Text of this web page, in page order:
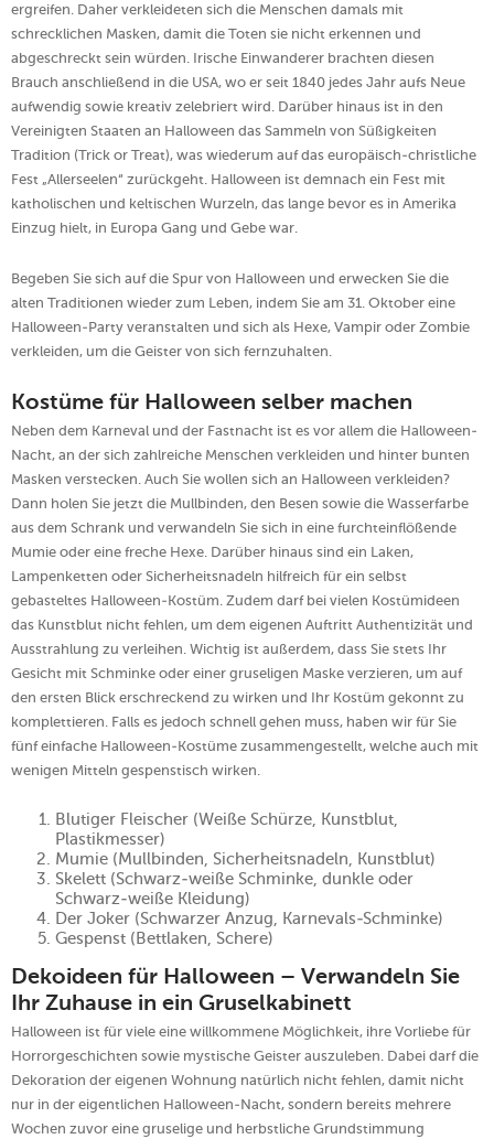
ergreifen. Daher verkleideten sich die Menschen damals mit
schrecklichen Masken, damit die Toten sie nicht erkennen und
abgeschreckt sein würden. Irische Einwanderer brachten diesen
Brauch anschließend in die USA, wo er seit 1840 jedes Jahr aufs Neue
aufwendig sowie kreativ zelebriert wird. Darüber hinaus ist in den
Vereinigten Staaten an Halloween das Sammeln von Süßigkeiten
Tradition (Trick or Treat), was wiederum auf das europäisch-christliche
Fest „Allerseelen“ zurückgeht. Halloween ist demnach ein Fest mit
katholischen und keltischen Wurzeln, das lange bevor es in Amerika
Einzug hielt, in Europa Gang und Gebe war.
Begeben Sie sich auf die Spur von Halloween und erwecken Sie die
alten Traditionen wieder zum Leben, indem Sie am 31. Oktober eine
Halloween-Party veranstalten und sich als Hexe, Vampir oder Zombie
verkleiden, um die Geister von sich fernzuhalten.
Kostüme für Halloween selber machen
Neben dem Karneval und der Fastnacht ist es vor allem die Halloween-
Nacht, an der sich zahlreiche Menschen verkleiden und hinter bunten
Masken verstecken. Auch Sie wollen sich an Halloween verkleiden?
Dann holen Sie jetzt die Mullbinden, den Besen sowie die Wasserfarbe
aus dem Schrank und verwandeln Sie sich in eine furchteinflößende
Mumie oder eine freche Hexe. Darüber hinaus sind ein Laken,
Lampenketten oder Sicherheitsnadeln hilfreich für ein selbst
gebasteltes Halloween-Kostüm. Zudem darf bei vielen Kostümideen
das Kunstblut nicht fehlen, um dem eigenen Auftritt Authentizität und
Ausstrahlung zu verleihen. Wichtig ist außerdem, dass Sie stets Ihr
Gesicht mit Schminke oder einer gruseligen Maske verzieren, um auf
den ersten Blick erschreckend zu wirken und Ihr Kostüm gekonnt zu
komplettieren. Falls es jedoch schnell gehen muss, haben wir für Sie
fünf einfache Halloween-Kostüme zusammengestellt, welche auch mit
wenigen Mitteln gespenstisch wirken.
Blutiger Fleischer (Weiße Schürze, Kunstblut,
Plastikmesser)
Mumie (Mullbinden, Sicherheitsnadeln, Kunstblut)
Skelett (Schwarz-weiße Schminke, dunkle oder
Schwarz-weiße Kleidung)
Der Joker (Schwarzer Anzug, Karnevals-Schminke)
Gespenst (Bettlaken, Schere)
Dekoideen für Halloween – Verwandeln Sie
Ihr Zuhause in ein Gruselkabinett
Halloween ist für viele eine willkommene Möglichkeit, ihre Vorliebe für
Horrorgeschichten sowie mystische Geister auszuleben. Dabei darf die
Dekoration der eigenen Wohnung natürlich nicht fehlen, damit nicht
nur in der eigentlichen Halloween-Nacht, sondern bereits mehrere
Wochen zuvor eine gruselige und herbstliche Grundstimmung